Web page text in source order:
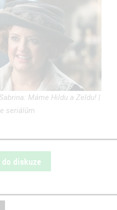
Máme Hildu a Zeldu! |
seriálům
diskuze